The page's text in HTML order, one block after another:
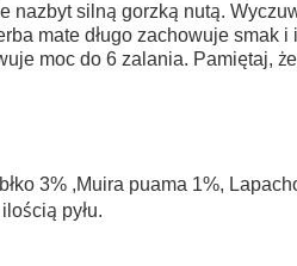
silną gorzką nutą.
mate długo zachowuje smak
moc do 6 zalania. Pamiętaj,
3% ,Muira puama 1%,
pyłu.